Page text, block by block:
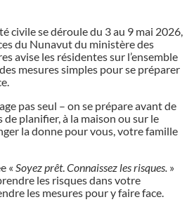
civile se déroule du 3 au 9 mai 2026,
du Nunavut du ministère des
avise les résidentes sur l’ensemble
mesures simples pour se préparer
pas seul – on se prépare avant de
planifier, à la maison ou sur le
la donne pour vous, votre famille
« Soyez prêt.Connaissez les risques. »
les risques dans votre
les mesures pour y faire face.